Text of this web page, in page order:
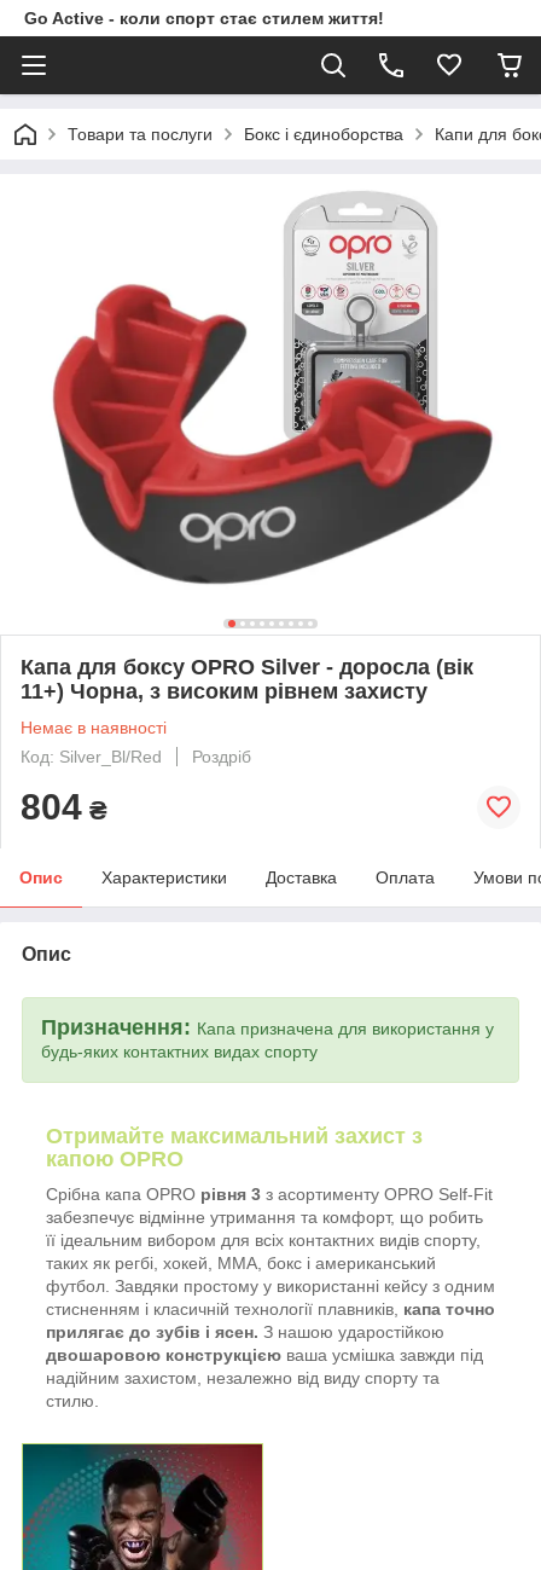
Go Active - коли спорт стає стилем життя!
Товари та послуги Бокс і єдиноборства Капи для
Капа для боксу OPRO Silver - доросла (вік
11+) Чорна, з високим рівнем захисту
Немає в наявності
Код: Silver_Bl/Red
Роздріб
804 ₴
Опис Характеристики Доставка Оплата Умови
Опис
Призначення: Капа призначена для використання у
будь-яких контактних видах спорту
Отримайте максимальний захист з
капою OPRO
Срібна капа OPRO рівня 3 з асортименту OPRO Self-Fit
забезпечує відмінне утримання та комфорт, що робить
її ідеальним вибором для всіх контактних видів спорту,
таких як регбі, хокей, ММА, бокс і американський
футбол. Завдяки простому у використанні кейсу з одним
стисненням і класичній технології плавників, капа точно
прилягає до зубів і ясен. З нашою ударостійкою
двошаровою конструкцією ваша усмішка завжди під
надійним захистом, незалежно від виду спорту та
стилю.